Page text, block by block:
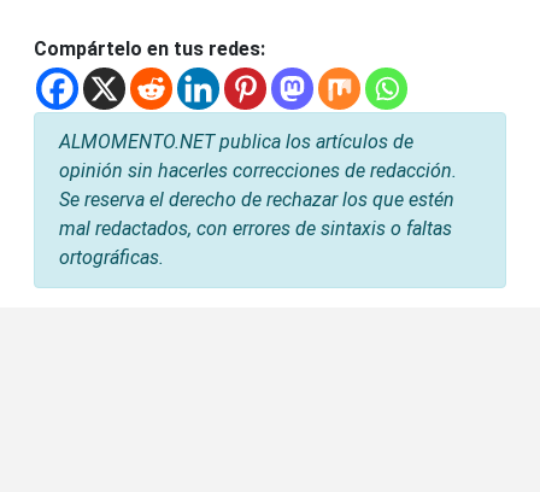
Compártelo en tus redes:
ALMOMENTO.NET publica los artículos de
opinión sin hacerles correcciones de redacción.
Se reserva el derecho de rechazar los que estén
mal redactados, con errores de sintaxis o faltas
ortográficas.